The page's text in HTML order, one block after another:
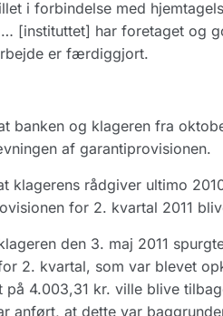
i forbindelse med
[instituttet] har foretaget og
er færdiggjort.
banken og klageren fra
af garantiprovisionen.
klagerens rådgiver ultimo
for 2. kvartal 2011
den 3. maj 2011
2. kvartal, som var blevet
på 4.003,31 kr. ville blive
anført, at dette var